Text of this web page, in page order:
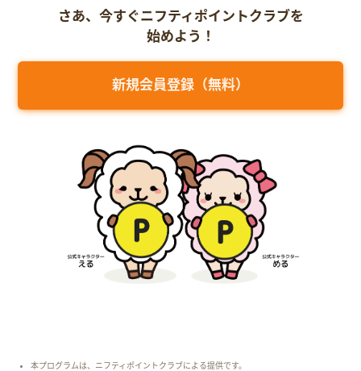
さあ、今すぐニフティポイントクラブを
始めよう！
新規会員登録（無料）
本プログラムは、ニフティポイントクラブによる提供です。